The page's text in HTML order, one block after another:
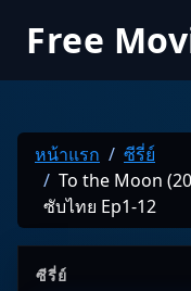
Free
หน้าแรก
ซีรี่ย์
To the Moon
ซับไทย Ep1-12
ซีรี่ย์